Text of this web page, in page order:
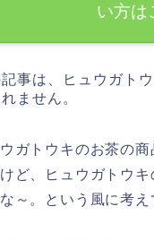
い方は
事は、ヒュウガト
ません。
ガトウキのお茶の
ど、ヒュウガトウ
～。という風に考